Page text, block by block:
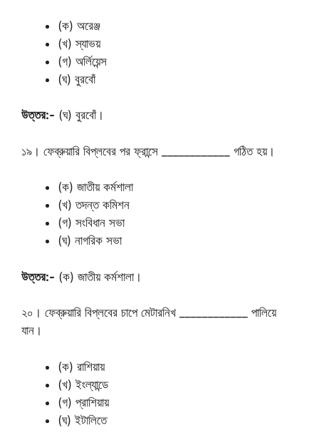
(ক) অরেঞ্জ
(খ) স্যাভয়
(গ) অর্লিয়েন্স
(ঘ) বুরবোঁ
উত্তর:- (ঘ) বুরবোঁ।
১৯। ফেব্রুয়ারি বিপ্লবের পর ফ্রান্সে ____________ গঠিত হয়।
(ক) জাতীয় কর্মশালা
(খ) তদন্ত কমিশন
(গ) সংবিধান সভা
(ঘ) নাগরিক সভা
উত্তর:- (ক) জাতীয় কর্মশালা।
২০। ফেব্রুয়ারি বিপ্লবের চাপে মেটারনিখ ____________ পালিয়ে
যান।
(ক) রাশিয়ায়
(খ) ইংল্যান্ডে
(গ) প্রাশিয়ায়
(ঘ) ইটালিতে